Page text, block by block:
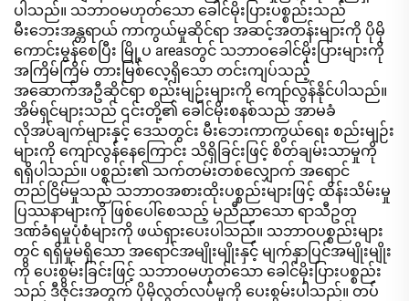
ပါသည်။ သဘာဝမဟုတ်သော ခေါင်မိုးပြားပစ္စည်းသည်
မီးဘေးအန္တရာယ် ကာကွယ်မှုဆိုင်ရာ အဆင့်အတန်းများကို ပိုမို
ကောင်းမွန်စေပြီး မြို့ပ areasတွင် သဘာဝခေါင်မိုးပြားများကို
အကြိမ်ကြိမ် တားမြစ်လေ့ရှိသော တင်းကျပ်သည့်
အဆောက်အဦဆိုင်ရာ စည်းမျဉ်းများကို ကျော်လွန်နိုင်ပါသည်။
အိမ်ရှင်များသည် ၎င်းတို့၏ ခေါင်မိုးစနစ်သည် အာမခံ
လိုအပ်ချက်များနှင့် ဒေသတွင်း မီးဘေးကာကွယ်ရေး စည်းမျဉ်း
များကို ကျော်လွန်နေကြောင်း သိရှိခြင်းဖြင့် စိတ်ချမ်းသာမှုကို
ရရှိပါသည်။ ပစ္စည်း၏ သက်တမ်းတစ်လျှောက် အရောင်
တည်ငြိမ်မှုသည် သဘာဝအစားထိုးပစ္စည်းများဖြင့် ထိန်းသိမ်းမှု
ပြဿနာများကို ဖြစ်ပေါ်စေသည့် မညီညာသော ရာသီဥတု
ဒဏ်ခံရမှုပုံစံများကို ဖယ်ရှားပေးပါသည်။ သဘာဝပစ္စည်းများ
တွင် ရရှိမှုမရှိသော အရောင်အမျိုးမျိုးနှင့် မျက်နှာပြင်အမျိုးမျိုး
ကို ပေးစွမ်းခြင်းဖြင့် သဘာဝမဟုတ်သော ခေါင်မိုးပြားပစ္စည်း
သည် ဒီဇိုင်းအတွက် ပိုမိုလွတ်လပ်မှုကို ပေးစွမ်းပါသည်။ တပ်